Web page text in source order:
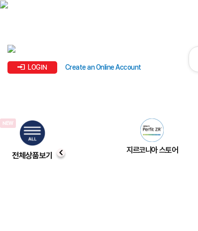
LOGIN Create an Online Account
전체상품보기
지르코니아 스토어